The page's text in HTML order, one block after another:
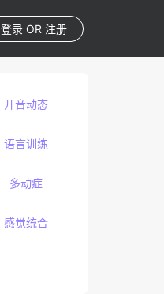
登录 OR 注册
开音动态
语言训练
多动症
感觉统合